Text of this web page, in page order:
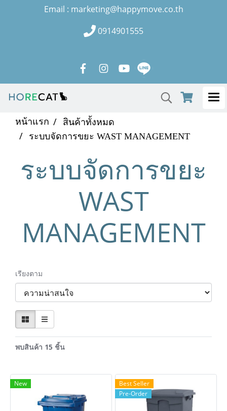
Email : marketing@happymove.co.th
0914901555
หน้าแรก
สินค้าทั้งหมด
ระบบจัดการขยะ WAST MANAGEMENT
ระบบจัดการขยะ
WAST
MANAGEMENT
เรียงตาม
พบสินค้า 15 ชิ้น
New
Best Seller
Pre-Order